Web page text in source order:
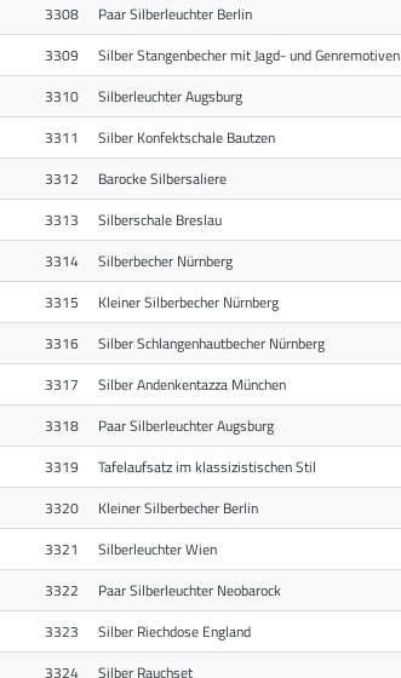
3308
Paar Silberleuchter Berlin
3309
Silber Stangenbecher mit Jagd- und Genremotiven
3310
Silberleuchter Augsburg
3311
Silber Konfektschale Bautzen
3312
Barocke Silbersaliere
3313
Silberschale Breslau
3314
Silberbecher Nürnberg
3315
Kleiner Silberbecher Nürnberg
3316
Silber Schlangenhautbecher Nürnberg
3317
Silber Andenkentazza München
3318
Paar Silberleuchter Augsburg
3319
Tafelaufsatz im klassizistischen Stil
3320
Kleiner Silberbecher Berlin
3321
Silberleuchter Wien
3322
Paar Silberleuchter Neobarock
3323
Silber Riechdose England
3324
Silber Rauchset